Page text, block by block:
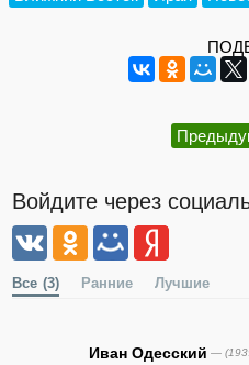
Войдите через
Все (3) Ранние Лучшие
Иван Одесский —